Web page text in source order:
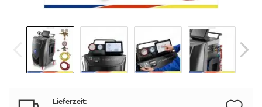
Lieferzeit: